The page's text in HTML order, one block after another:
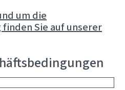
um die
Sie auf unserer